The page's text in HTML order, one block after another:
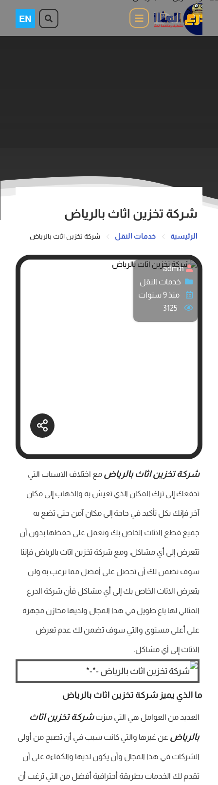
شركة تخزين اثاث بالرياض
الرئيسية خدمات النقل شركة تخزين اثاث بالرياض
admin
خدمات النقل
منذ 9 سنوات
شركة تخزين اثاث بالرياض مع اختلاف الاسباب التي
تدفعك إلى ترك المكان الذي تعيش به والذهاب إلى مكان
آخر فإنك بكل تأكيد في حاجة إلى مكان آمن حتى تضع به
جميع قطع الاثاث الخاص بك وتعمل على حفظها بدون أن
تتعرض إلى أي مشاكل، ومع شركة تخزين اثاث بالرياض فإننا
سوف نضمن لك أن تحصل على أفضل مما ترغب به ولن
يتعرض الاثاث الخاص بك إلى أي مشاكل فأن شركة الدرع
المثالي لها باع طويل في هذا المجال ولديها مخازن مجهزة
على أعلى مستوى والتي سوف تضمن لك عدم تعرض
الاثاث إلى أي مشاكل.
ما الذي يميز شركة تخزين اثاث بالرياض
العديد من العوامل هي التي ميزتشركة تخزين اثاث
بالرياض عن غيرها والتي كانت سبب في أن تصبح من أولى
الشركات في هذا المجال وأن يكون لديها والكفاءة على أن
تقدم لك الخدمات بطريقة أحترافية أفضل من التي ترغب أن